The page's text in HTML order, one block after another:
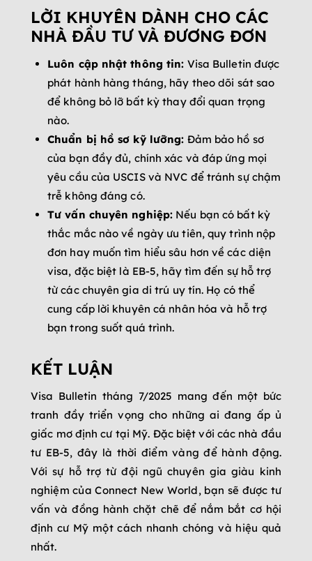
LỜI KHUYÊN DÀNH CHO CÁC
NHÀ ĐẦU TƯ VÀ ĐƯƠNG ĐƠN
Luôn cập nhật thông tin: Visa Bulletin được
phát hành hàng tháng, hãy theo dõi sát sao
để không bỏ lỡ bất kỳ thay đổi quan trọng
nào.
Chuẩn bị hồ sơ kỹ lưỡng: Đảm bảo hồ sơ
của bạn đầy đủ, chính xác và đáp ứng mọi
yêu cầu của USCIS và NVC để tránh sự chậm
trễ không đáng có.
Tư vấn chuyên nghiệp: Nếu bạn có bất kỳ
thắc mắc nào về ngày ưu tiên, quy trình nộp
đơn hay muốn tìm hiểu sâu hơn về các diện
visa, đặc biệt là EB-5, hãy tìm đến sự hỗ trợ
từ các chuyên gia di trú uy tín. Họ có thể
cung cấp lời khuyên cá nhân hóa và hỗ trợ
bạn trong suốt quá trình.
KẾT LUẬN
Visa Bulletin tháng 7/2025 mang đến một bức
tranh đầy triển vọng cho những ai đang ấp ủ
giấc mơ định cư tại Mỹ. Đặc biệt với các nhà đầu
tư EB-5, đây là thời điểm vàng để hành động.
Với sự hỗ trợ từ đội ngũ chuyên gia giàu kinh
nghiệm của Connect New World, bạn sẽ được tư
vấn và đồng hành chặt chẽ để nắm bắt cơ hội
định cư Mỹ một cách nhanh chóng và hiệu quả
nhất.